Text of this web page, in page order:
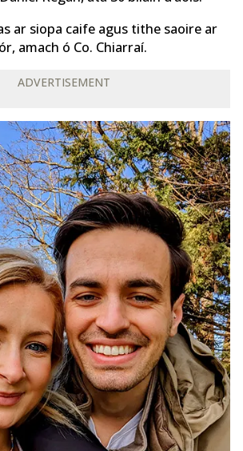
ar siopa caife agus tithe saoire ar
amach ó Co. Chiarraí.
ADVERTISEMENT